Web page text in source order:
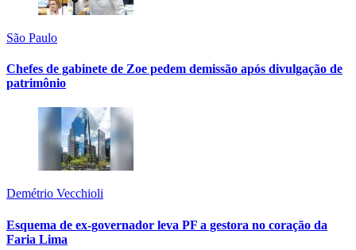
São Paulo
Chefes de gabinete de Zoe pedem demissão após divulgação de
patrimônio
Demétrio Vecchioli
Esquema de ex-governador leva PF a gestora no coração da
Faria Lima